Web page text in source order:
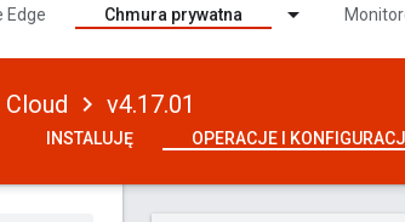
Edge Chmura prywatna
v4.17.01
INSTALUJĘ OPERACJE I